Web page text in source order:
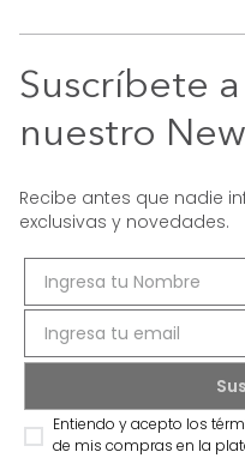
Suscríbete a
nuestro
Recibe antes que nadie
exclusivas y novedades.
Entiendo y acepto los
de mis compras en la